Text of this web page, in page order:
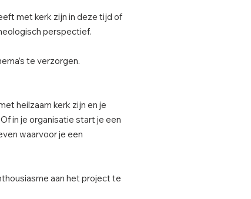
met kerk zijn in deze tijd of
perspectief.
te verzorgen.
heilzaam kerk zijn en je
in je organisatie start je een
waarvoor je een
aan het project te